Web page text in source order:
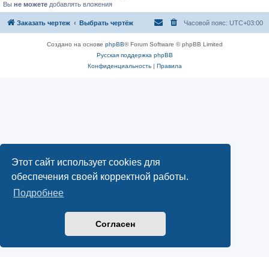
Этот сайт использует cookies для
обеспечения своей корректной работы.
Подробнее
Согласен
Вы не можете добавлять вложения
Заказать чертеж Выбрать чертёж Часовой пояс: UTC+03:00
Создано на основе phpBB® Forum Software © phpBB Limited
Русская поддержка phpBB
Конфиденциальность| Правила